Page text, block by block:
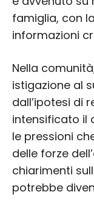
famiglia, con
informazioni
Nella
istigazione al
dall’ipotesi di
intensificato il
le pressioni
delle forze
chiarimenti
potrebbe